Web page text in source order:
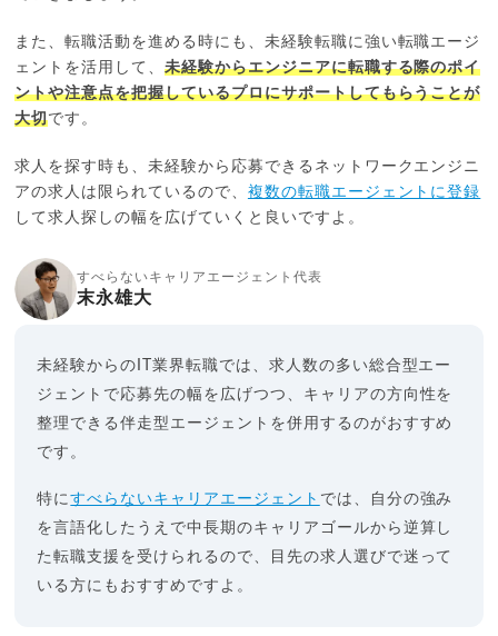
また、転職活動を進める時にも、未経験転職に強い転職エージ
ェントを活用して、未経験からエンジニアに転職する際のポイ
ントや注意点を把握しているプロにサポートしてもらうことが
大切です。
求人を探す時も、未経験から応募できるネットワークエンジニ
アの求人は限られているので、 複数の転職エージェントに登録
して求人探しの幅を広げていくと良いですよ。
すべらないキャリアエージェント代表
末永雄大
未経験からのIT業界転職では、求人数の多い総合型エー
ジェントで応募先の幅を広げつつ、キャリアの方向性を
整理できる伴走型エージェントを併用するのがおすすめ
です。
特にすべらないキャリアエージェント では、自分の強み
を言語化したうえで中長期のキャリアゴールから逆算し
た転職支援を受けられるので、目先の求人選びで迷って
いる方にもおすすめですよ。